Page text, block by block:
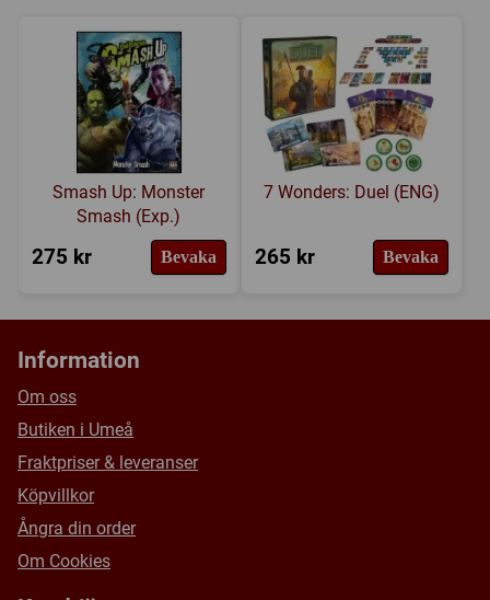
Länkar: Tillverkarens hemsida ,BoardGameGeek
Försälj. rank:15822/18138
Smash Up: Monster
Smash (Exp.)
275 kr Bevaka
7 Wonders: Duel (ENG)
265 kr Bevaka
Information
Om oss
Butiken i Umeå
Fraktpriser & leveranser
Köpvillkor
Ångra din order
Om Cookies